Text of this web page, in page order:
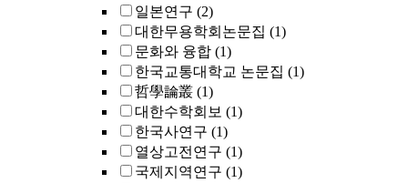
일본연구 (2)
대한무용학회논문집 (1)
문화와 융합 (1)
한국교통대학교 논문집 (1)
哲學論叢 (1)
대한수학회보 (1)
한국사연구 (1)
열상고전연구 (1)
국제지역연구 (1)